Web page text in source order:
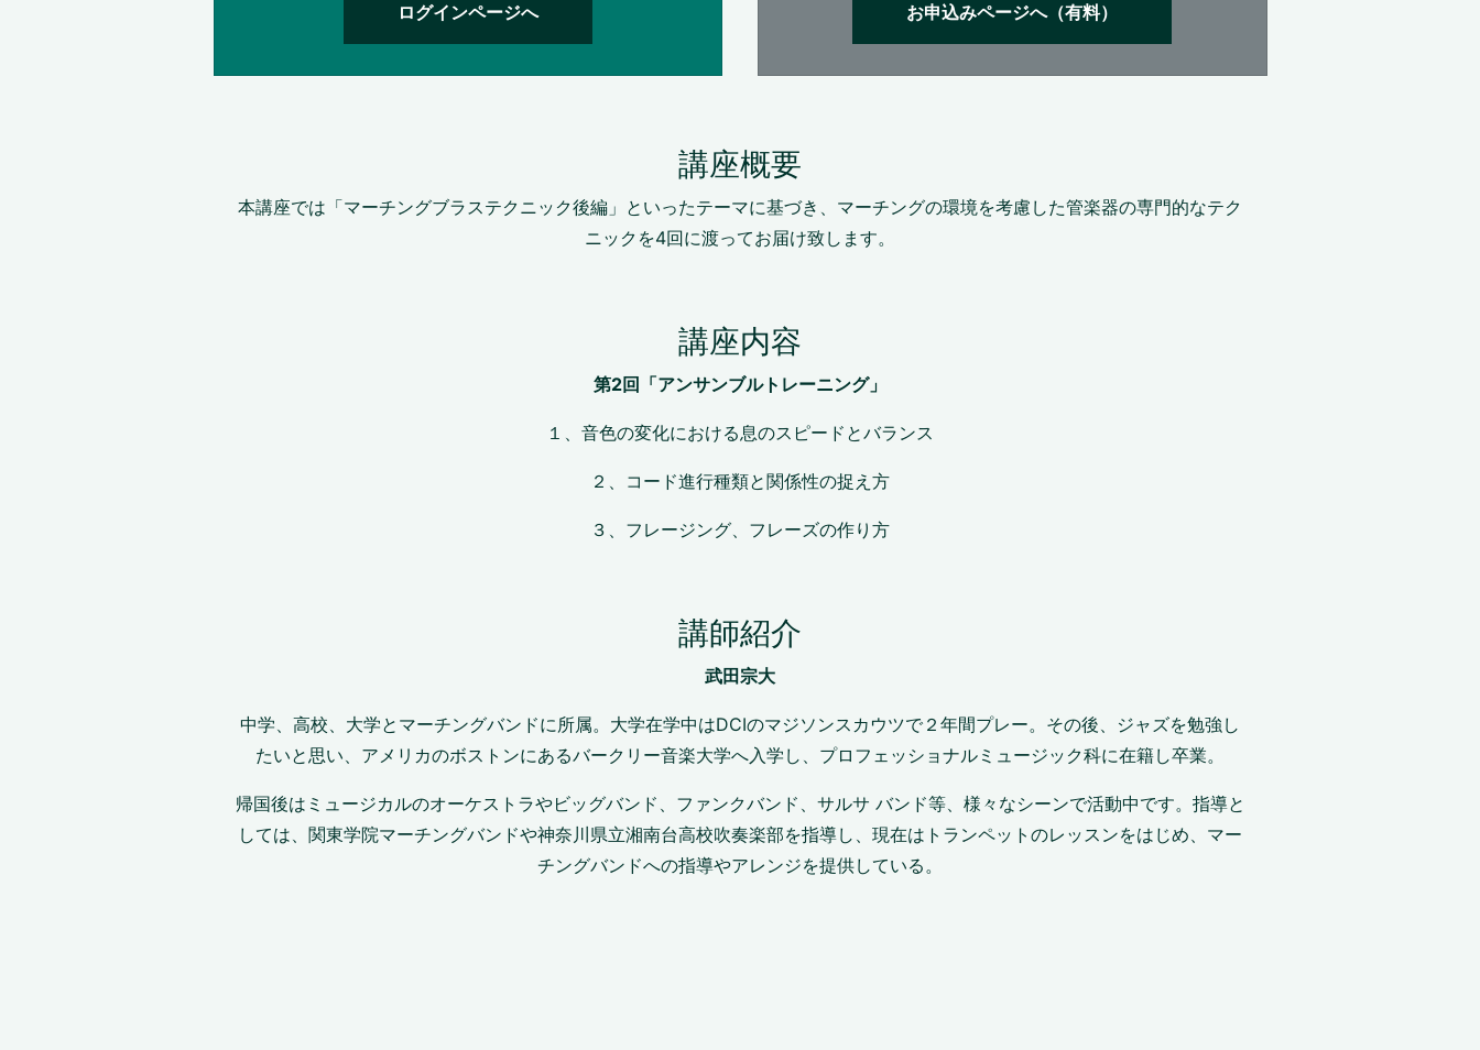
ログインページへ お申込みページへ（有料）
講座概要
本講座では「マーチングブラステクニック後編」といったテーマに基づき、マーチングの環境を考慮した管楽器の専門的なテク
ニックを4回に渡ってお届け致します。
講座内容
第2回「アンサンブルトレーニング」
１、音色の変化における息のスピードとバランス
２、コード進行種類と関係性の捉え方
３、フレージング、フレーズの作り方
講師紹介
武田宗大
中学、高校、大学とマーチングバンドに所属。大学在学中はDCIのマジソンスカウツで２年間プレー。その後、ジャズを勉強し
たいと思い、アメリカのボストンにあるバークリー音楽大学へ入学し、プロフェッショナルミュージック科に在籍し卒業。
帰国後はミュージカルのオーケストラやビッグバンド、ファンクバンド、サルサ バンド等、様々なシーンで活動中です。指導と
しては、関東学院マーチングバンドや神奈川県立湘南台高校吹奏楽部を指導し、現在はトランペットのレッスンをはじめ、マー
チングバンドへの指導やアレンジを提供している。